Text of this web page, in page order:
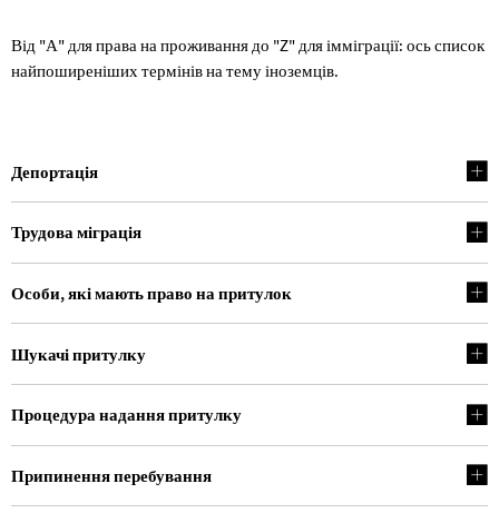
від
Я
Від "А" для права на проживання до "Z" для імміграції: ось список
найпоширеніших термінів на тему іноземців.
Депортація
Трудова міграція
Особи, які мають право на притулок
Шукачі притулку
Процедура надання притулку
Припинення перебування